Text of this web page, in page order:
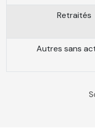
Retraités
Autres sans